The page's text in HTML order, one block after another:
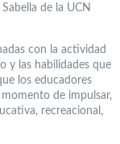
de la UCN
con la actividad
y las habilidades que
los educadores
de impulsar,
recreacional,